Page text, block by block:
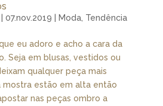
07.nov.2019 Moda, Tendência
eu adoro e acho a cara da
Seja em blusas, vestidos ou
qualquer peça mais
mostra estão em alta então
nas peças ombro a